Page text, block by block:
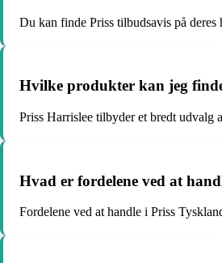
Du kan finde Priss tilbudsavis på
Hvilke produkter kan jeg
Priss Harrislee tilbyder et bredt udvalg
Hvad er fordelene ved at
Fordelene ved at handle i Priss